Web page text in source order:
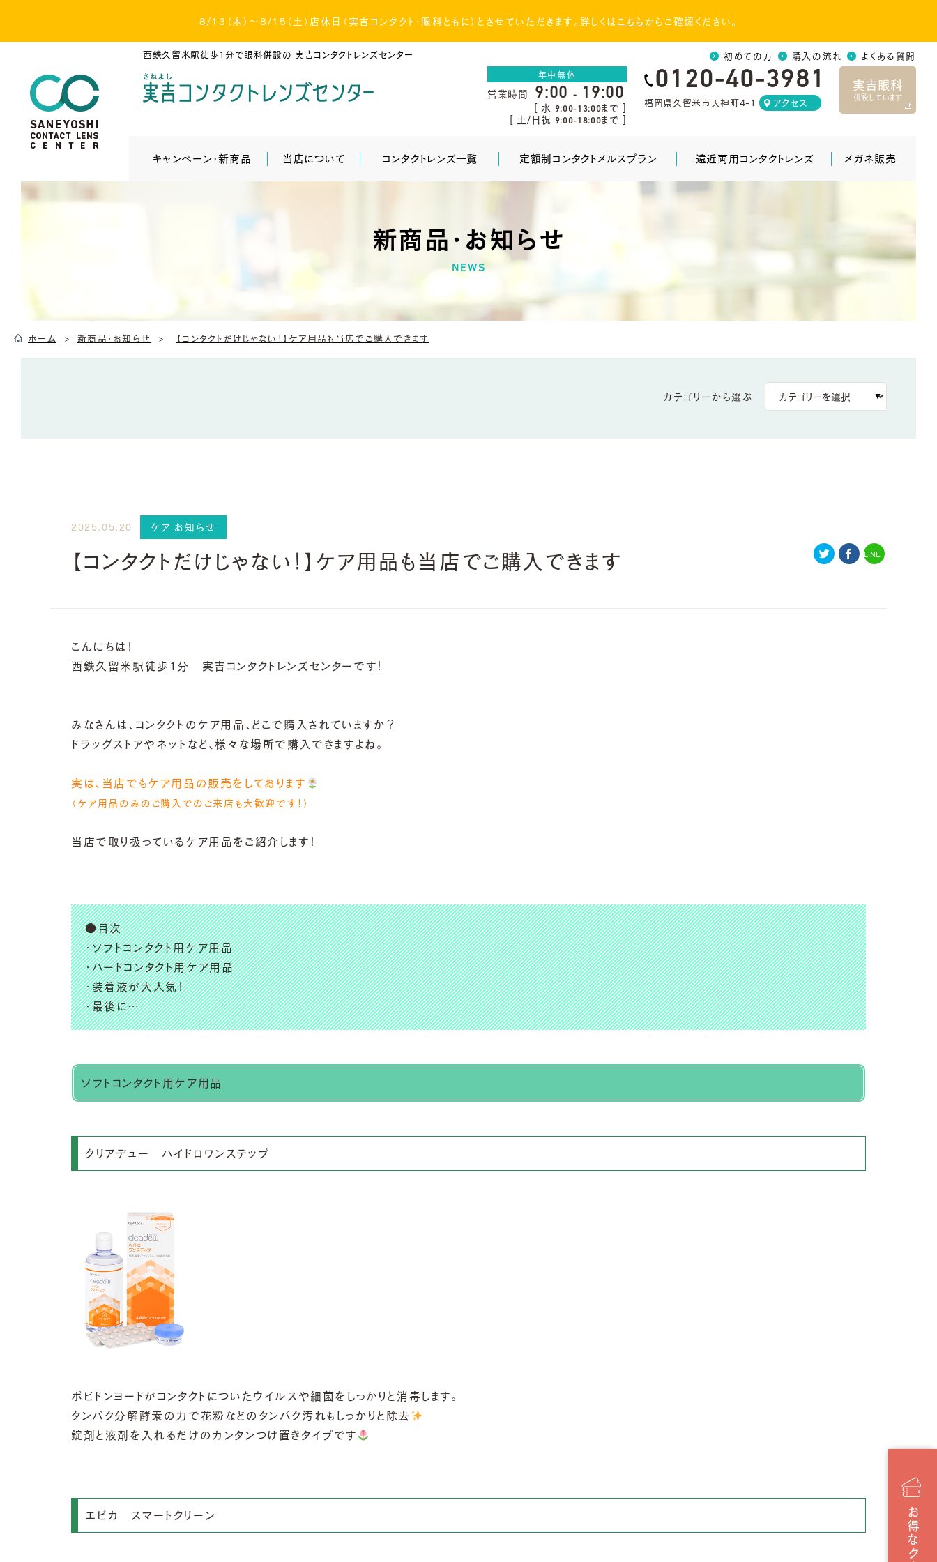
8/13（木）～8/15（土）店休日（実吉コンタクト・眼科ともに）とさせていただきます。詳しくは こちら からご確認ください。
西鉄久留米駅徒歩1分で眼科併設の 実吉コンタクトレンズセンター 初めての方 購入の流れ よくある質問
キャンペーン・新商品 当店について コンタクトレンズ一覧 定額制コンタクトメルスプラン 遠近両用コンタクトレンズ メガネ販売
年中無休
営業時間 9:00 - 19:00
[ 水 9:00-13:00まで ]
[ 土/日祝 9:00-18:00まで ]
0120-40-3981
福岡県久留米市天神町4-1 アクセス
実吉眼科
併設しています
新商品・お知らせ
NEWS
ホーム 新商品・お知らせ 【コンタクトだけじゃない！】ケア用品も当店でご購入できます
カテゴリーから選ぶ
2025.05.20 ケア お知らせ
【コンタクトだけじゃない！】ケア用品も当店でご購入できます LINE
こんにちは！
西鉄久留米駅徒歩1分 実吉コンタクトレンズセンターです！
みなさんは、コンタクトのケア用品、どこで購入されていますか？
ドラッグストアやネットなど、様々な場所で購入できますよね。
実は、当店でもケア用品の販売をしております
（ケア用品のみのご購入でのご来店も大歓迎です！）
当店で取り扱っているケア用品をご紹介します！
●目次
・ソフトコンタクト用ケア用品
・ハードコンタクト用ケア用品
・装着液が大人気！
・最後に…
ソフトコンタクト用ケア用品
クリアデュー ハイドロワンステップ
ポビドンヨードがコンタクトについたウイルスや細菌をしっかりと消毒します。
タンパク分解酵素の力で花粉などのタンパク汚れもしっかりと除去
錠剤と液剤を入れるだけのカンタンつけ置きタイプです
エピカ スマートクリーン